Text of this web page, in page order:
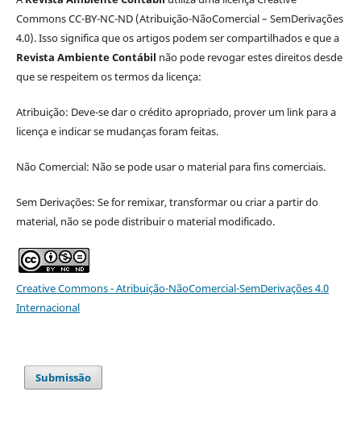
Commons CC-BY-NC-ND (Atribuição-NãoComercial – SemDerivações
4.0). Isso significa que os artigos podem ser compartilhados e que a
Revista Ambiente Contábil não pode revogar estes direitos desde
que se respeitem os termos da licença:
Atribuição: Deve-se dar o crédito apropriado, prover um link para a
licença e indicar se mudanças foram feitas.
Não Comercial: Não se pode usar o material para fins comerciais.
Sem Derivações: Se for remixar, transformar ou criar a partir do
material, não se pode distribuir o material modificado.
Creative Commons - Atribuição-NãoComercial-SemDerivações 4.0
Internacional
Submissão